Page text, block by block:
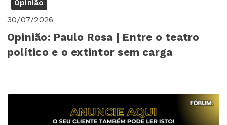
Opinião
30/07/2026
Opinião: Paulo Rosa | Entre o teatro
político e o extintor sem carga